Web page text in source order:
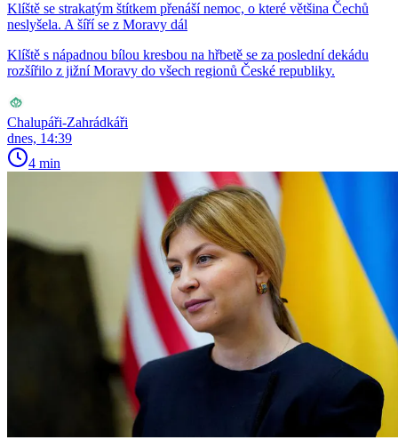
Klíště se strakatým štítkem přenáší nemoc, o které většina Čechů
neslyšela. A šíří se z Moravy dál
Klíště s nápadnou bílou kresbou na hřbetě se za poslední dekádu
rozšířilo z jižní Moravy do všech regionů České republiky.
Chalupáři-Zahrádkáři
dnes, 14:39
4 min